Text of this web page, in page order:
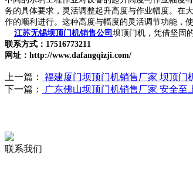
务的具体要求，灵活调整起升高度与作业幅度。在
作的顺利进行。这种高度与幅度的灵活调节功能，
江苏无锡坝顶门机销售公司 坝顶门机，凭借坚固
联系方式：17516773211
网址：http://www.dafangqizji.com/
上一篇：
福建厦门坝顶门机销售厂家 坝顶门
下一篇：
广东佛山坝顶门机销售厂家 安全至
联系我们